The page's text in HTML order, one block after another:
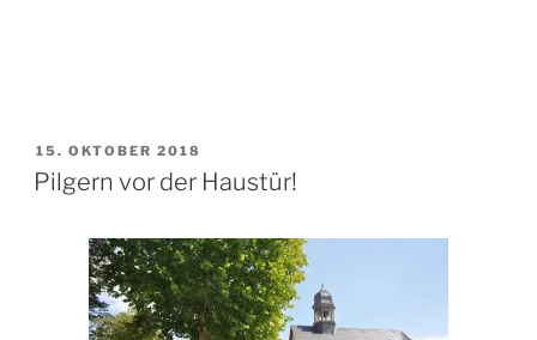
VERÖFFENTLICHT
AM
15. OKTOBER 2018
Pilgern vor der Haustür!